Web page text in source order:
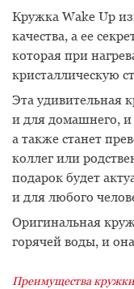
Кружка Wake Up
качества, а ее
которая при
кристаллическую
Эта удивительная
и для домашнего, и
а также станет
коллег или
подарок будет
и для любого
Оригинальная
горячей воды, и
Преимущества